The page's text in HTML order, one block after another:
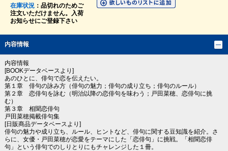
在庫状況：品切れのためご
注文いただけません。入荷
お知らせにご登録下さい
内容情報
内容情報
[BOOKデータベースより]
あのひとに、俳句で恋を伝えたい。
第１章 俳句の詠み方（俳句の魅力；俳句の成り立ち；俳句のルール）
第２章 恋俳句を詠む（明治以降の恋俳句を味わう；戸田菜穂、恋俳句に挑
む）
第３章 相聞恋俳句
戸田菜穂掲載俳句集
[日販商品データベースより]
俳句の魅力や成り立ち、ルール、ヒントなど、俳句に関する豆知識を紹介。さ
らに、女優・戸田菜穂が恋愛をテーマにした「恋俳句」に挑戦。「相聞恋俳
句」という俳句でのしりとりにもチャレンジした１冊。